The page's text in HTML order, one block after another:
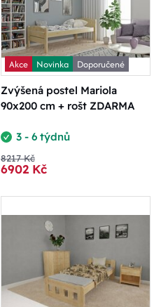
Akce Novinka
Doporučené
Zvýšená postel Mariola
90x200 cm + rošt ZDARMA
3 - 6 týdnů
8217 Kč
6902 Kč